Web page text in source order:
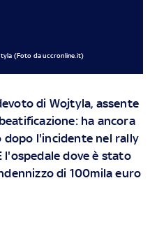
(Foto da uccronline.it)
di Wojtyla, assente
ha ancora
dopo l'incidente nel rally
l'ospedale dove è stato
di 100mila euro